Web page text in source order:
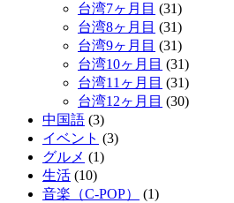
台湾7ヶ月目 (31)
台湾8ヶ月目 (31)
台湾9ヶ月目 (31)
台湾10ヶ月目 (31)
台湾11ヶ月目 (31)
台湾12ヶ月目 (30)
中国語 (3)
イベント (3)
グルメ (1)
生活 (10)
音楽（C-POP）
(1)